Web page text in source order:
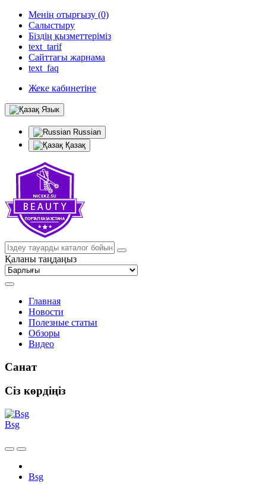
Менің отырғызу (0)
Салыстыру
Біздің қызметтеріміз
text_tarif
Сайттағы жарнама
text_faq
Жеке кабинетіне
Язык
Russian
Қазақ
Қаланы таңдаңыз
Главная
Новости
Полезные статьи
Обзоры
Видео
Санат
Сіз көрдіңіз
Bsg
Bsg